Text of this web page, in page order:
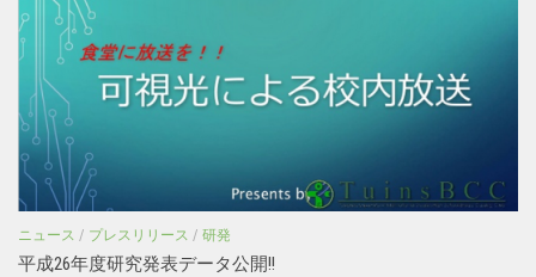
ニュース / プレスリリース / 研発
平成26年度研究発表データ公開!!